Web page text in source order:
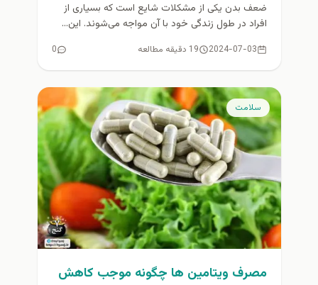
ضعف بدن یکی از مشکلات شایع است که بسیاری از
افراد در طول زندگی خود با آن مواجه می‌شوند. این...
2024-07-03 19 دقیقه مطالعه 0
سلامت
مصرف ویتامین ها چگونه موجب کاهش